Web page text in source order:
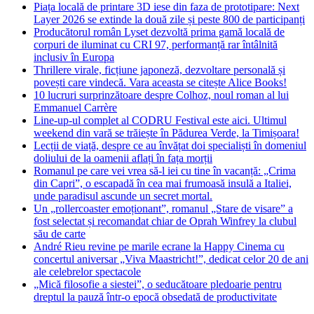
Piața locală de printare 3D iese din faza de prototipare: Next
Layer 2026 se extinde la două zile și peste 800 de participanți
Producătorul român Lyset dezvoltă prima gamă locală de
corpuri de iluminat cu CRI 97, performanță rar întâlnită
inclusiv în Europa
Thrillere virale, ficțiune japoneză, dezvoltare personală și
povești care vindecă. Vara aceasta se citește Alice Books!
10 lucruri surprinzătoare despre Colhoz, noul roman al lui
Emmanuel Carrère
Line-up-ul complet al CODRU Festival este aici. Ultimul
weekend din vară se trăiește în Pădurea Verde, la Timișoara!
Lecții de viață, despre ce au învățat doi specialiști în domeniul
doliului de la oamenii aflați în fața morții
Romanul pe care vei vrea să-l iei cu tine în vacanță: „Crima
din Capri”, o escapadă în cea mai frumoasă insulă a Italiei,
unde paradisul ascunde un secret mortal.
Un „rollercoaster emoționant”, romanul „Stare de visare” a
fost selectat și recomandat chiar de Oprah Winfrey la clubul
său de carte
André Rieu revine pe marile ecrane la Happy Cinema cu
concertul aniversar „Viva Maastricht!”, dedicat celor 20 de ani
ale celebrelor spectacole
„Mică filosofie a siestei”, o seducătoare pledoarie pentru
dreptul la pauză într-o epocă obsedată de productivitate